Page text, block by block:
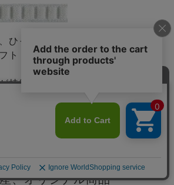
ひっくり返りにくい
ト
持続
安心の日本製
、オリジナル商品